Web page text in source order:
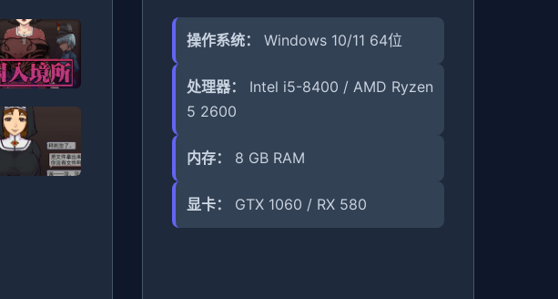
操作系统： Windows 10/11 64位
处理器：
Intel i5-8400 / AMD Ryzen
5 2600
内存： 8 GB RAM
显卡： GTX 1060 / RX 580